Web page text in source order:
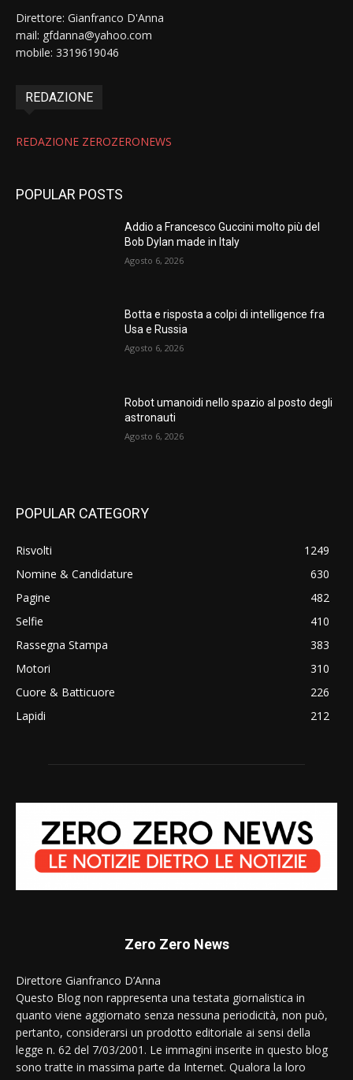
Direttore: Gianfranco D'Anna
mail: gfdanna@yahoo.com
mobile: 3319619046
REDAZIONE
REDAZIONE ZEROZERONEWS
POPULAR POSTS
Addio a Francesco Guccini molto più del
Bob Dylan made in Italy
Agosto 6, 2026
Botta e risposta a colpi di intelligence fra
Usa e Russia
Agosto 6, 2026
Robot umanoidi nello spazio al posto degli
astronauti
Agosto 6, 2026
POPULAR CATEGORY
Risvolti
1249
Nomine & Candidature
630
Pagine
482
Selfie
410
Rassegna Stampa
383
Motori
310
Cuore & Batticuore
226
Lapidi
212
Zero Zero News
Direttore Gianfranco D’Anna
Questo Blog non rappresenta una testata giornalistica in
quanto viene aggiornato senza nessuna periodicità, non può,
pertanto, considerarsi un prodotto editoriale ai sensi della
legge n. 62 del 7/03/2001. Le immagini inserite in questo blog
sono tratte in massima parte da Internet. Qualora la loro